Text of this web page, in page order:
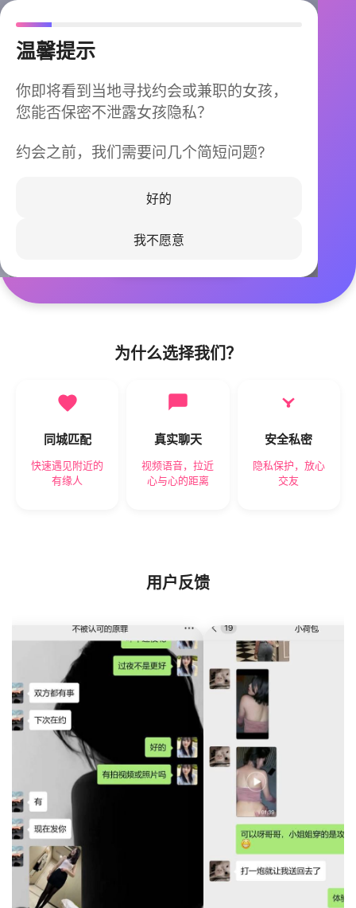
温馨提示
你即将看到当地寻找约会或兼职的女孩，
您能否保密不泄露女孩隐私？
约会之前，我们需要问几个简短问题?
好的
我不愿意
今晚不再孤单
同城快速匹配，马上认识身边的TA
立即下载
为什么选择我们？
同城匹配
快速遇见附近的
有缘人
真实聊天
视频语音，拉近
心与心的距离
安全私密
隐私保护，放心
交友
用户反馈